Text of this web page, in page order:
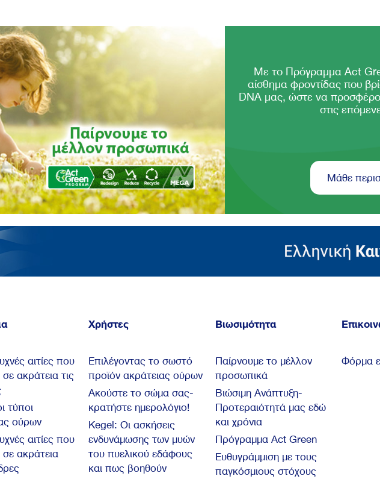
Με το Πρόγραμμα Act
αίσθημα φροντίδας που
DNA μας, ώστε να
στις
Μάθε
αιτίες που
ακράτεια τις
τύποι
ούρων
αιτίες που
ακράτεια
Χρήστες
Επιλέγοντας το σωστό
προϊόν ακράτειας ούρων
Ακούστε το σώμα σας-
κρατήστε ημερολόγιο!
Kegel: Oι ασκήσεις
ενδυνάμωσης των μυών
του πυελικού εδάφους
και πως βοηθούν
Βιωσιμότητα
Παίρνουμε το μέλλον
προσωπικά
Βιώσιμη Ανάπτυξη-
Προτεραιότητά μας εδώ
και χρόνια
Πρόγραμμα Act Green
Ευθυγράμμιση με τους
παγκόσμιους στόχους
Φόρμα